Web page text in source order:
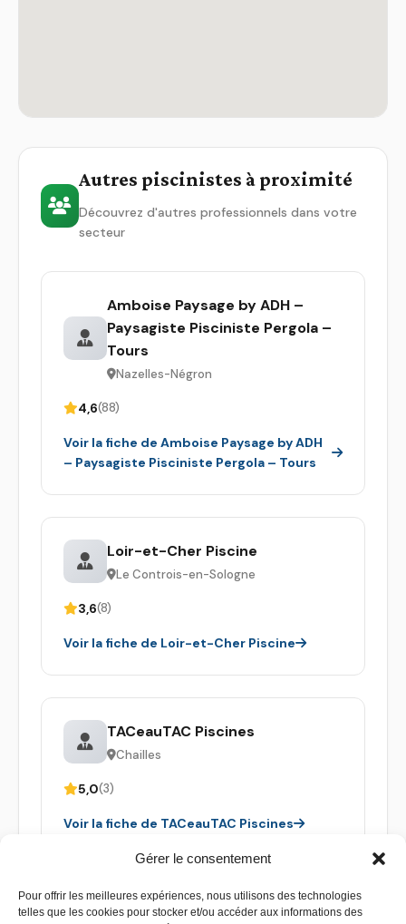
Gérer le consentement
Pour offrir les meilleures expériences, nous utilisons des technologies
telles que les cookies pour stocker et/ou accéder aux informations des
Autres piscinistes à proximité
Découvrez d'autres professionnels dans votre
secteur
Amboise Paysage by ADH –
Paysagiste Pisciniste Pergola –
Tours
Nazelles-Négron
4,6(88)
Voir la fiche de Amboise Paysage by ADH
– Paysagiste Pisciniste Pergola – Tours
Loir-et-Cher Piscine
Le Controis-en-Sologne
3,6(8)
Voir la fiche de Loir-et-Cher Piscine
TACeauTAC Piscines
Chailles
5,0(3)
Voir la fiche de TACeauTAC Piscines